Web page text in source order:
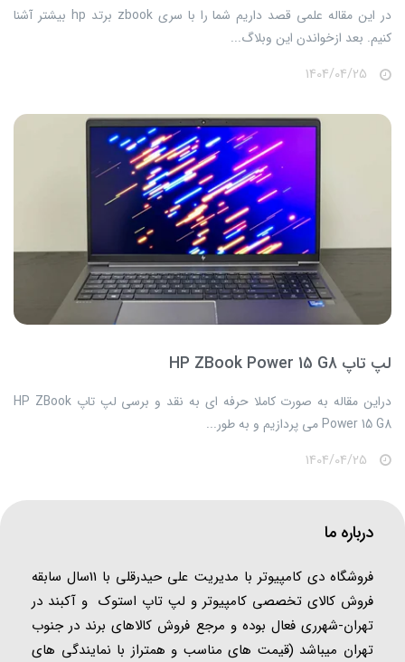
​​​​در این مقاله علمی قصد داریم شما را با سری zbook برتد hp بیشتر آشنا
کنیم. بعد ازخواندن این وبلاگ...
لپ تاپ HP ZBook Power 15 G8
​​​​دراین مقاله به صورت کاملا حرفه ای به نقد و برسی لپ تاپ HP ZBook
Power 15 G8 می پردازیم و به طور...
درباره ما
فروشگاه دی کامپیوتر با مدیریت علی حیدرقلی با 11سال سابقه
فروش کالای تخصصی کامپیوتر و لپ تاپ استوک و آکبند در
تهران-شهرری فعال بوده و مرجع فروش کالاهای برند در جنوب
تهران میباشد (قیمت های مناسب و همتراز با نمایندگی های